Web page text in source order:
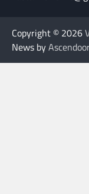
Copyright © 2026
News by